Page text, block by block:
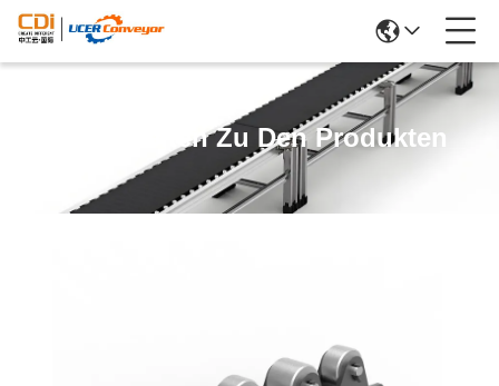
Einzelheiten Zu Den Produkten